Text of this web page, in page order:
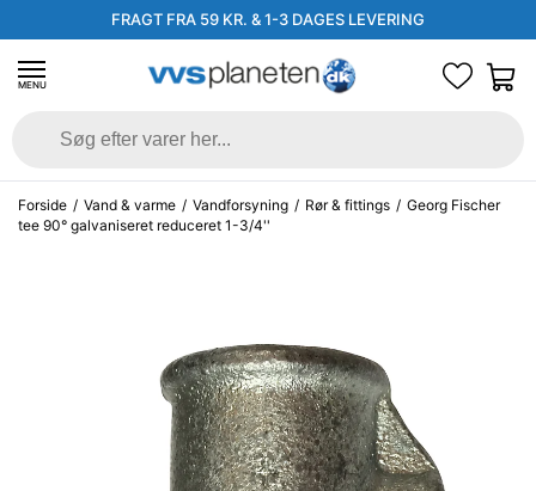
FRAGT FRA 59 KR. & 1-3 DAGES LEVERING
MENU
Forside / Vand & varme / Vandforsyning / Rør & fittings / Georg Fischer
tee 90° galvaniseret reduceret 1-3/4''